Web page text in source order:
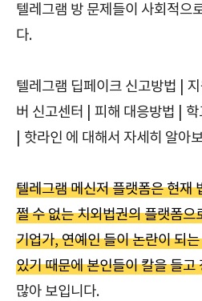
텔레그램 방 문제들이 사회적으
다.
텔레그램 딥페이크 신고방법 |
버 신고센터 | 피해 대응방법 |
| 핫라인 에 대해서 자세히 알아
텔레그램 메신저 플랫폼은 현재
쩔 수 없는 치외법권의 플랫폼
기업가, 연예인 들이 논란이 되
있기 때문에 본인들이 칼을 들고
많아 보입니다.